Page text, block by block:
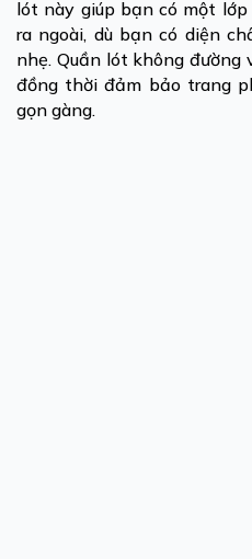
lót này giúp bạn có một
ra ngoài, dù bạn có diện
nhẹ. Quần lót không
đồng thời đảm bảo trang
gọn gàng.